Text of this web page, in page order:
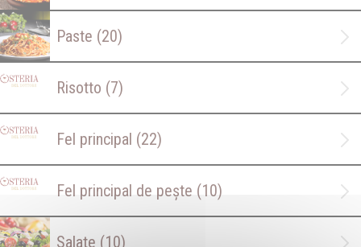
Paste (20)
Risotto (7)
Fel principal (22)
Fel principal de pește (10)
Salate (10)